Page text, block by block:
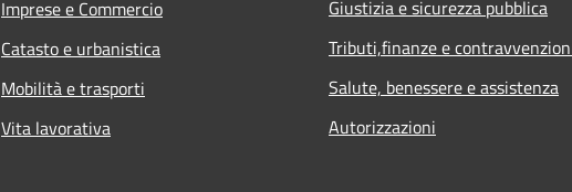
Imprese e Commercio
Catasto e urbanistica
Mobilità e trasporti
Vita lavorativa
Giustizia e sicurezza pubblica
Tributi,finanze e
Salute, benessere e assistenza
Autorizzazioni